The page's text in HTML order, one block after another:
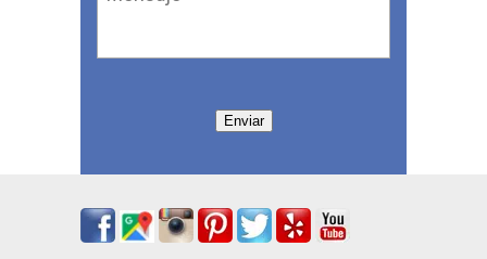
Enviar